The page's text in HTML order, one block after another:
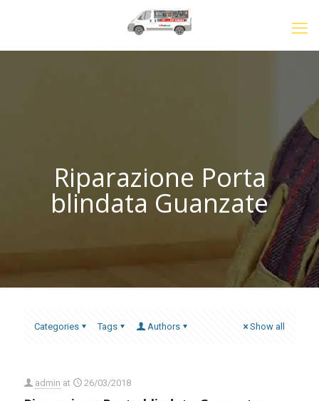
Riparazione Porta
blindata Guanzate
Categories Tags Authors Show all
admin at 26/03/2018